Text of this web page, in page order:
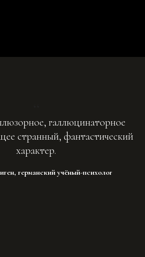
галлюцинаторное
странный, фантастический
характер.
германский учёный-психолог